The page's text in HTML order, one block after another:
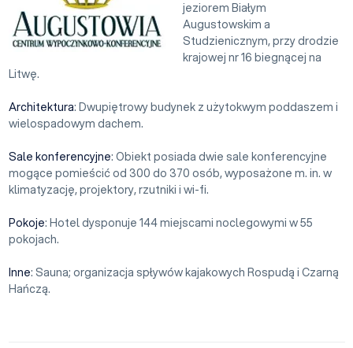
jeziorem Białym
Augustowskim a
Studzienicznym, przy drodzie
krajowej nr 16 biegnącej na
Litwę.
Architektura: Dwupiętrowy budynek z użytokwym poddaszem i
wielospadowym dachem.
Sale konferencyjne: Obiekt posiada dwie sale konferencyjne
mogące pomieścić od 300 do 370 osób, wyposażone m. in. w
klimatyzację, projektory, rzutniki i wi-fi.
Pokoje: Hotel dysponuje 144 miejscami noclegowymi w 55
pokojach.
Inne: Sauna; organizacja spływów kajakowych Rospudą i Czarną
Hańczą.